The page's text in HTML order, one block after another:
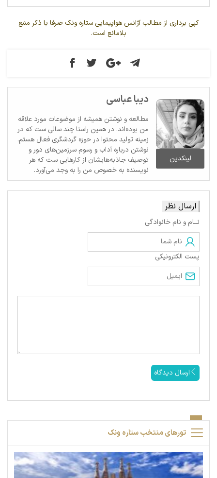
کپی برداری از مطالب آژانس هواپیمایی ستاره ونک صرفا با ذکر منبع
بلامانع است.
لینکدین
دیبا عباسی
مطالعه و نوشتن همیشه از موضوعات مورد علاقه
من بوده‌اند. در همین راستا چند سالی ست که در
زمینه تولید محتوا در حوزه گردشگری فعال هستم.
نوشتن درباره آداب و رسوم سرزمین‌های دور و
توصیف جاذبه‌هایشان از کارهایی ست که هر
نویسنده به خصوص من را به وجد می‌آورد.
ارسال نظر
نــام و نام خانوادگی
پست الکترونیکی
ارسال دیدگاه
تورهای منتخب ستاره ونک